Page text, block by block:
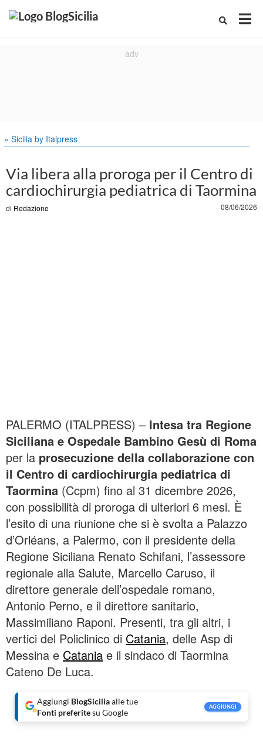
» Sicilia by Italpress
Via libera alla proroga per il Centro di
cardiochirurgia pediatrica di Taormina
di Redazione 08/06/2026
PALERMO (ITALPRESS) – Intesa tra Regione
Siciliana e Ospedale Bambino Gesù di Roma
per la prosecuzione della collaborazione con
il Centro di cardiochirurgia pediatrica di
Taormina (Ccpm) fino al 31 dicembre 2026,
con possibilità di proroga di ulteriori 6 mesi. È
l’esito di una riunione che si è svolta a Palazzo
d’Orléans, a Palermo, con il presidente della
Regione Siciliana Renato Schifani, l’assessore
regionale alla Salute, Marcello Caruso, il
direttore generale dell’ospedale romano,
Antonio Perno, e il direttore sanitario,
Massimiliano Raponi. Presenti, tra gli altri, i
vertici del Policlinico di Catania, delle Asp di
Messina e Catania e il sindaco di Taormina
Cateno De Luca.
Aggiungi BlogSiciliaalle tue
Fonti preferitesu Google
AGGIUNGI